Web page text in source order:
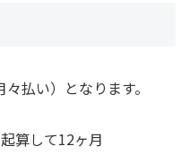
払い）となります。
算して12ヶ月